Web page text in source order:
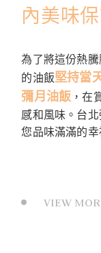
內美味
為了將這份熱
的油飯堅持當
彌月油飯 ，在
感和風味。台
您品味滿滿的幸
VIEW